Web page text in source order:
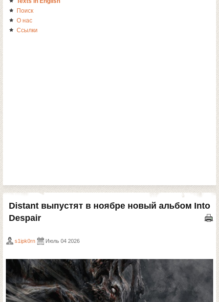
Поиск
О нас
Ссылки
Distant выпустят в ноябре новый альбом Into
Despair
s1ipk0rn Июль 04 2026